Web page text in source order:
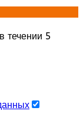
течении 5